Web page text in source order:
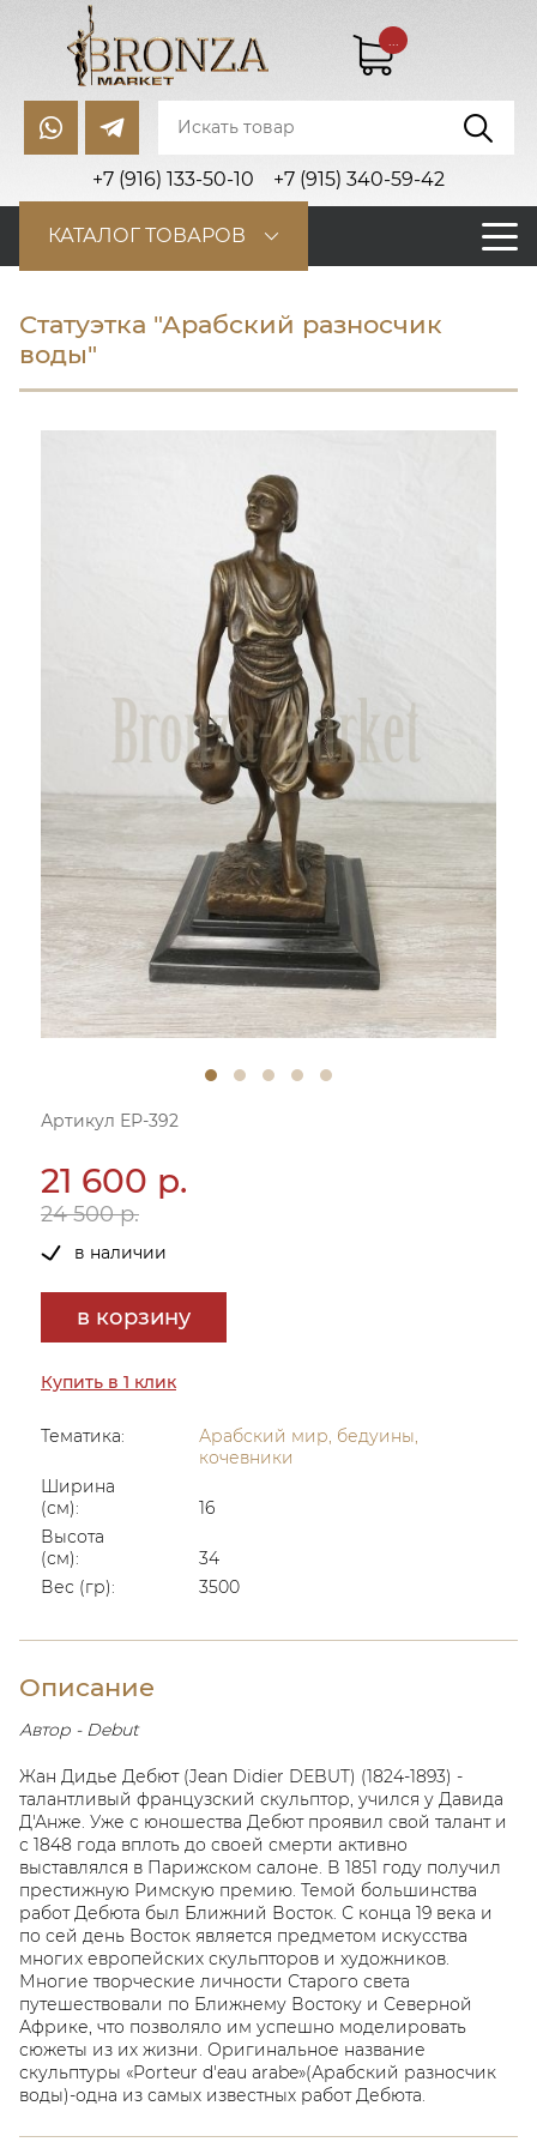
+7 (916) 133-50-10 +7 (915) 340-59-42
...
КАТАЛОГ ТОВАРОВ
Статуэтка "Арабский разносчик
воды"
Артикул ЕР-392
21 600 р.
24 500 р.
в наличии
в корзину
Купить в 1 клик
Тематика:
Арабский мир, бедуины,
кочевники
Ширина
(см):
16
Высота
(см):
34
Вес (гр):
3500
Описание
Автор - Debut
Жан Дидье Дебют (Jean Didier DEBUT) (1824-1893) -
талантливый французский скульптор, учился у Давида
Д'Анже. Уже с юношества Дебют проявил свой талант и
с 1848 года вплоть до своей смерти активно
выставлялся в Парижском салоне. В 1851 году получил
престижную Римскую премию. Темой большинства
работ Дебюта был Ближний Восток. С конца 19 века и
по сей день Восток является предметом искусства
многих европейских скульпторов и художников.
Многие творческие личности Старого света
путешествовали по Ближнему Востоку и Северной
Африке, что позволяло им успешно моделировать
сюжеты из их жизни. Оригинальное название
скульптуры «Porteur d'eau arabe»(Арабский разносчик
воды)-одна из самых известных работ Дебюта.